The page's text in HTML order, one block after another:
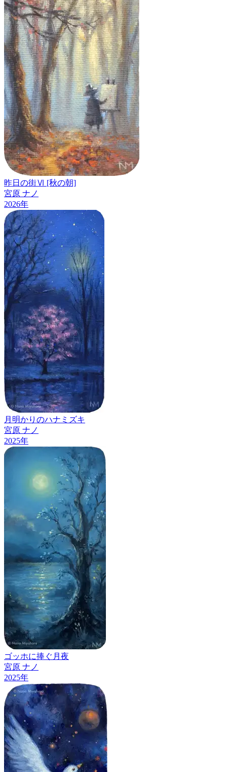
昨日の街Ⅵ [秋の朝]
宮原 ナノ
2026年
月明かりのハナミズキ
宮原 ナノ
2025年
ゴッホに捧ぐ月夜
宮原 ナノ
2025年